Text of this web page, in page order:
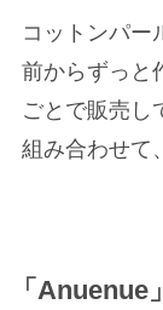
コットンパー
前からずっと
ごとで販売し
組み合わせて
「